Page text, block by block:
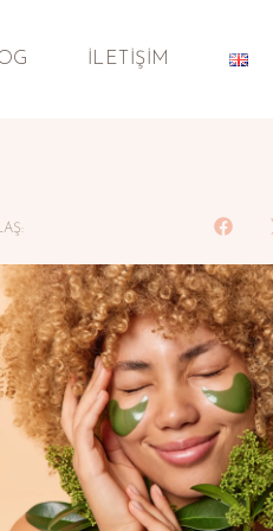
İLETIŞIM